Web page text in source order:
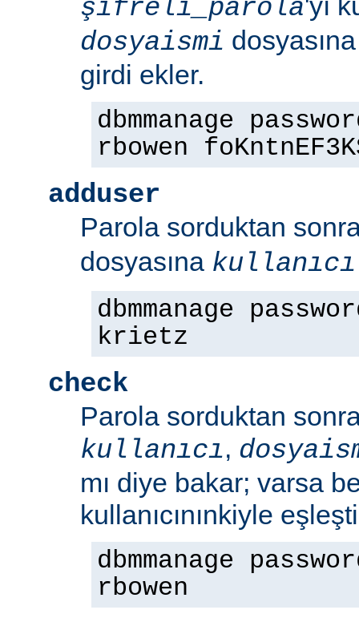
şifreli_parola
dosyaismi
girdi ekler.
dbmmanage
rbowen
adduser
Parola sorduktan
dosyasına kullanıcı
dbmmanage
krietz
check
Parola sorduktan
kullanıcı,
mı diye bakar; varsa
kullanıcınınkiyle
dbmmanage
rbowen